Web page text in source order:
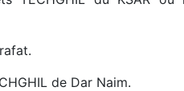
de Dar Naim.